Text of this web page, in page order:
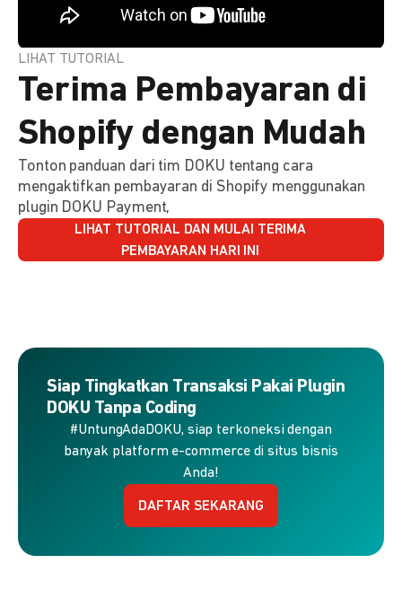
LIHAT TUTORIAL
Terima Pembayaran di
Shopify dengan Mudah
Tonton panduan dari tim DOKU tentang cara
mengaktifkan pembayaran di Shopify menggunakan
plugin DOKU Payment,
LIHAT TUTORIAL DAN MULAI TERIMA
PEMBAYARAN HARI INI
Siap Tingkatkan Transaksi Pakai Plugin
DOKU Tanpa Coding
#UntungAdaDOKU, siap terkoneksi dengan
banyak platform e-commerce di situs bisnis
Anda!
DAFTAR SEKARANG